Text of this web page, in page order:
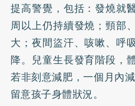
提高警覺，包括：發燒就
周以上仍持續發燒；頸部
大；夜間盜汗、咳嗽、呼
降。兒童生長發育階段，
若非刻意減肥，一個月內
留意孩子身體狀況。